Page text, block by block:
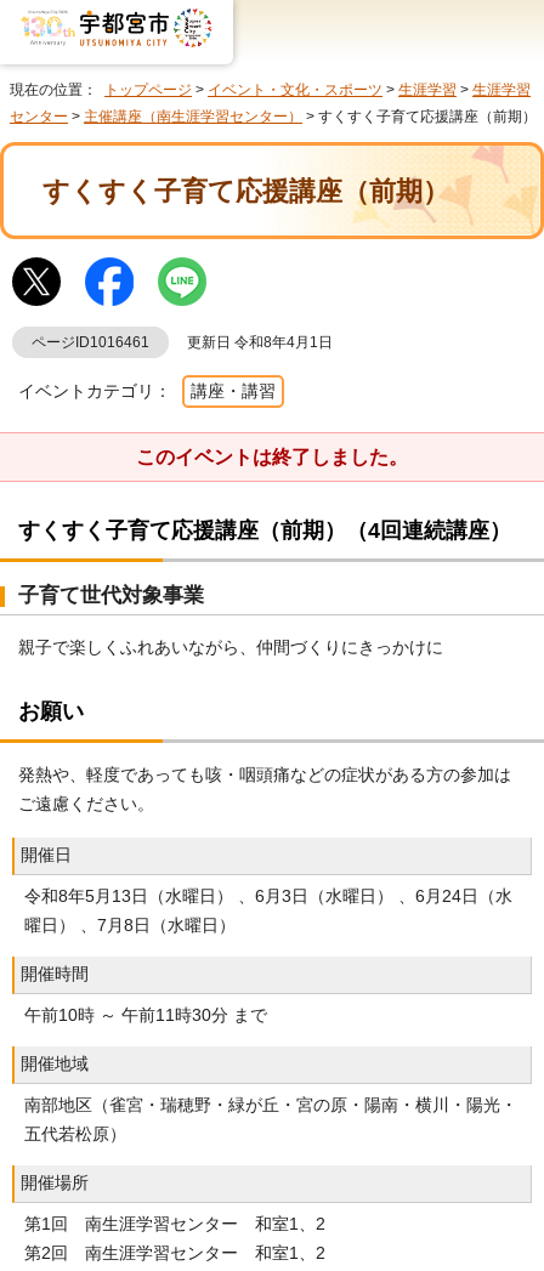
現在の位置： トップページ > イベント・文化・スポーツ > 生涯学習 > 生涯学習
センター > 主催講座（南生涯学習センター） > すくすく子育て応援講座（前期）
すくすく子育て応援講座（前期）
ページID1016461 更新日 令和8年4月1日
イベントカテゴリ： 講座・講習
このイベントは終了しました。
すくすく子育て応援講座（前期）（4回連続講座）
子育て世代対象事業
親子で楽しくふれあいながら、仲間づくりにきっかけに
お願い
発熱や、軽度であっても咳・咽頭痛などの症状がある方の参加は
ご遠慮ください。
開催日
令和8年5月13日（水曜日） 、6月3日（水曜日） 、6月24日（水
曜日） 、7月8日（水曜日）
開催時間
午前10時 ～ 午前11時30分 まで
開催地域
南部地区（雀宮・瑞穂野・緑が丘・宮の原・陽南・横川・陽光・
五代若松原）
開催場所
第1回 南生涯学習センター 和室1、2
第2回 南生涯学習センター 和室1、2